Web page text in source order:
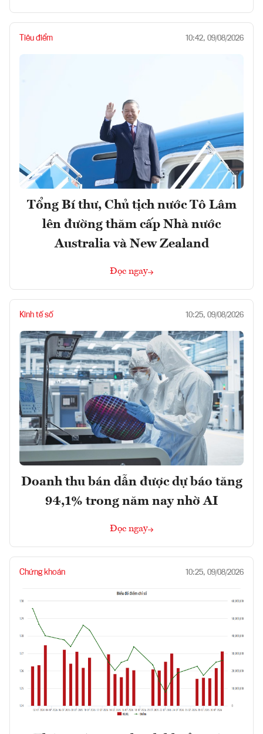
Tiêu điểm 10:42, 09/08/2026
Tổng Bí thư, Chủ tịch nước Tô Lâm
lên đường thăm cấp Nhà nước
Australia và New Zealand
Đọc ngay
Kinh tế số 10:25, 09/08/2026
Doanh thu bán dẫn được dự báo tăng
94,1% trong năm nay nhờ AI
Đọc ngay
Chứng khoán 10:25, 09/08/2026